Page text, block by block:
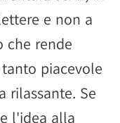
e non a
che rende
piacevole
rilassante. Se
l'idea alla